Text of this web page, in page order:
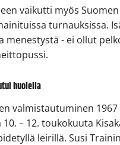
vaikutti myös
turnauksissa.
menestystä - ei ollut
huolella
valmistautuminen
– 12. toukokuuta
leirillä. Susi